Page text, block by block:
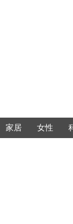
家居 女性